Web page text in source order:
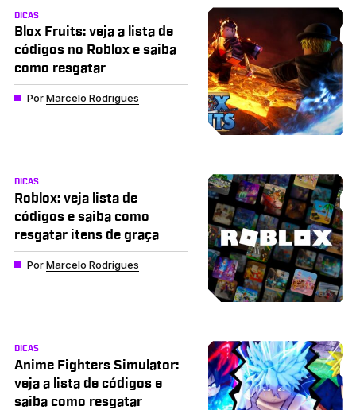
DICAS
Blox Fruits: veja a lista de
códigos no Roblox e saiba
como resgatar
PorMarcelo Rodrigues
DICAS
Roblox: veja lista de
códigos e saiba como
resgatar itens de graça
PorMarcelo Rodrigues
DICAS
Anime Fighters Simulator:
veja a lista de códigos e
saiba como resgatar